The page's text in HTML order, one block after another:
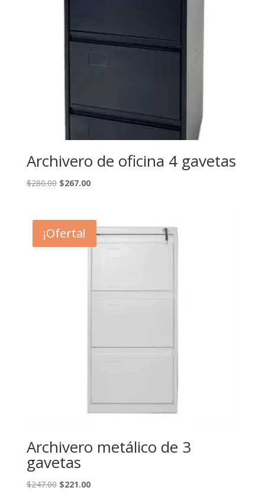
Archivero de oficina 4 gavetas
$280.00 El
era:
$280.00.
$267.00El
es:
$267.00.
¡Oferta!
Archivero metálico de 3
gavetas
$247.00 El
$221.00El